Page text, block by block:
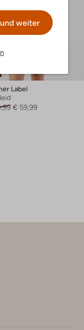
weiter
Label
€ 59,99